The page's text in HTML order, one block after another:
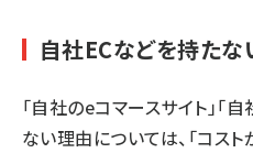
自社ECなどを持たな
「自社のeコマースサイト」「
ない理由については、「コス